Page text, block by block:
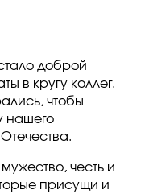
доброй
в кругу коллег.
чтобы
нашего
честь и
присущи и